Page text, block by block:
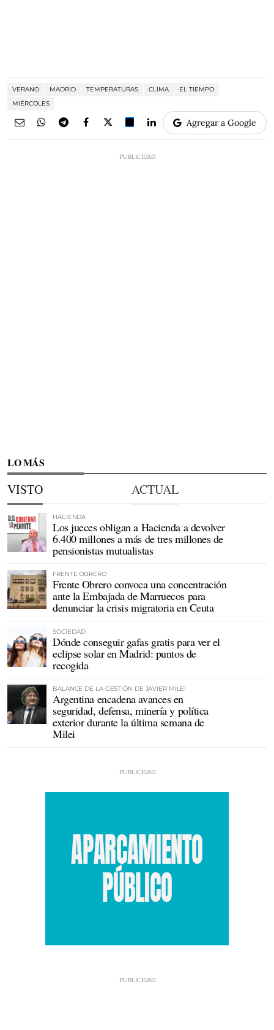
VERANO MADRID TEMPERATURAS CLIMA
EL TIEMPO
MIÉRCOLES
Agregar a Google
LO MÁS
VISTO ACTUAL
HACIENDA
Los jueces obligan a Hacienda a devolver
6.400 millones a más de tres millones de
pensionistas mutualistas
FRENTE OBRERO
Frente Obrero convoca una concentración
ante la Embajada de Marruecos para
denunciar la crisis migratoria en Ceuta
SOCIEDAD
Dónde conseguir gafas gratis para ver el
eclipse solar en Madrid: puntos de
recogida
BALANCE DE LA GESTIÓN DE JAVIER MILEI
Argentina encadena avances en
seguridad, defensa, minería y política
exterior durante la última semana de
Milei